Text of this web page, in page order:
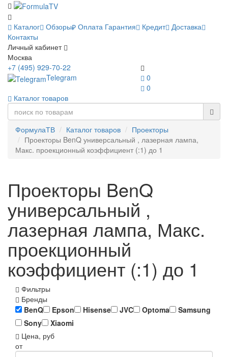
Каталог Обзоры Оплата Гарантия Кредит Доставка
Контакты
Личный кабинет
Москва
0
0
+7 (495) 929-70-22
Telegram
Каталог товаров
ФормулаТВ Каталог товаров
Проекторы
Проекторы BenQ универсальный , лазерная лампа,
Макс. проекционный коэффициент (:1) до 1
Проекторы BenQ
универсальный ,
лазерная лампа, Макс.
проекционный
коэффициент (:1) до 1
Фильтры
Бренды
BenQ
Epson Hisense JVC Optoma
Samsung
Sony
Xiaomi
Цена, руб
от